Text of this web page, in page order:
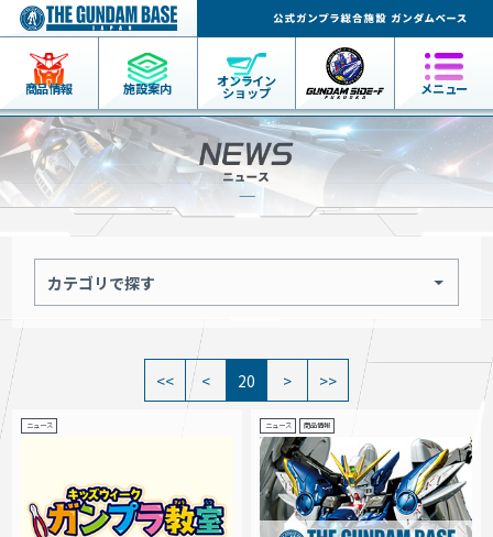
商品情報 施設案内 オンライン
ショップ メニュー
カテゴリで探す
20
ニュース ニュース 商品情報